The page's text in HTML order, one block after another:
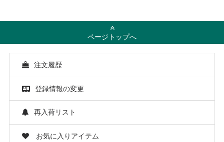
ページトップへ
注文履歴
登録情報の変更
再入荷リスト
お気に入りアイテム